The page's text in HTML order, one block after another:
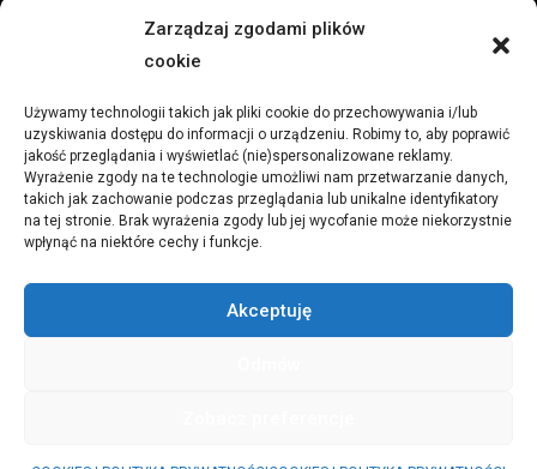
Zarządzaj zgodami plików
cookie
Używamy technologii takich jak pliki cookie do przechowywania i/lub
uzyskiwania dostępu do informacji o urządzeniu. Robimy to, aby poprawić
jakość przeglądania i wyświetlać (nie)spersonalizowane reklamy.
Wyrażenie zgody na te technologie umożliwi nam przetwarzanie danych,
takich jak zachowanie podczas przeglądania lub unikalne identyfikatory
na tej stronie. Brak wyrażenia zgody lub jej wycofanie może niekorzystnie
wpłynąć na niektóre cechy i funkcje.
Akceptuję
Redakcja portalu:
ul.Stara 13, 42-600 Tarnowskie Góry
TEL:+48 509 547 822
redakcja@czytamiwiem.pl